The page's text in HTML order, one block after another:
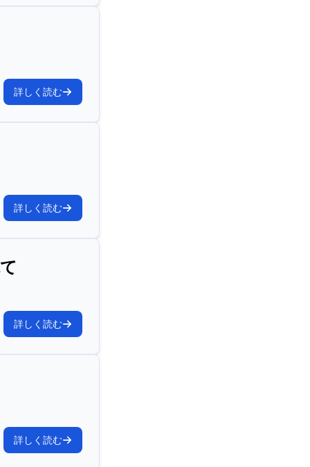
詳しく読む
詳しく読む
詳しく読む
詳しく読む